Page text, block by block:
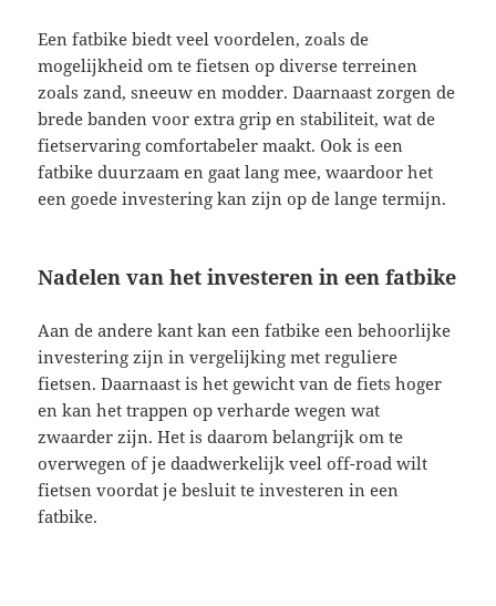
Een fatbike biedt veel voordelen, zoals de
mogelijkheid om te fietsen op diverse terreinen
zoals zand, sneeuw en modder. Daarnaast zorgen de
brede banden voor extra grip en stabiliteit, wat de
fietservaring comfortabeler maakt. Ook is een
fatbike duurzaam en gaat lang mee, waardoor het
een goede investering kan zijn op de lange termijn.
Nadelen van het investeren in een fatbike
Aan de andere kant kan een fatbike een behoorlijke
investering zijn in vergelijking met reguliere
fietsen. Daarnaast is het gewicht van de fiets hoger
en kan het trappen op verharde wegen wat
zwaarder zijn. Het is daarom belangrijk om te
overwegen of je daadwerkelijk veel off-road wilt
fietsen voordat je besluit te investeren in een
fatbike.